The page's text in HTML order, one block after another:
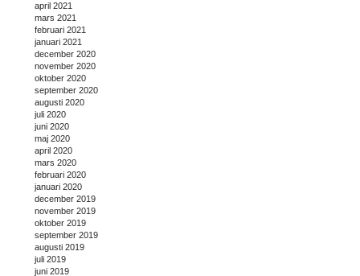
april 2021
mars 2021
februari 2021
januari 2021
december 2020
november 2020
oktober 2020
september 2020
augusti 2020
juli 2020
juni 2020
maj 2020
april 2020
mars 2020
februari 2020
januari 2020
december 2019
november 2019
oktober 2019
september 2019
augusti 2019
juli 2019
juni 2019